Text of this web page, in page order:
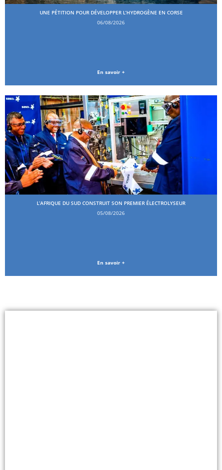
UNE PÉTITION POUR DÉVELOPPER L’HYDROGÈNE EN CORSE
06/08/2026
En savoir +
L’AFRIQUE DU SUD CONSTRUIT SON PREMIER ÉLECTROLYSEUR
05/08/2026
En savoir +